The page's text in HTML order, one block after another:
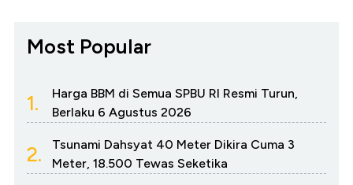
Most Popular
1.
Harga BBM di Semua SPBU RI Resmi Turun,
Berlaku 6 Agustus 2026
2.
Tsunami Dahsyat 40 Meter Dikira Cuma 3
Meter, 18.500 Tewas Seketika